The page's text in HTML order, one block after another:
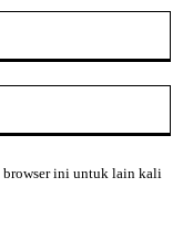
browser ini untuk lain kali